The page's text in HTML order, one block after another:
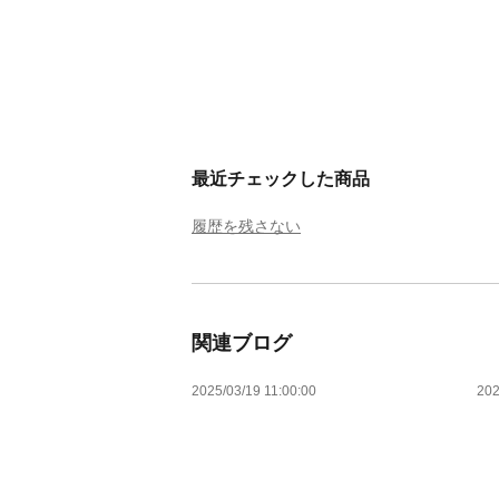
最近チェックした商品
履歴を残さない
関連ブログ
2025/03/19 11:00:00